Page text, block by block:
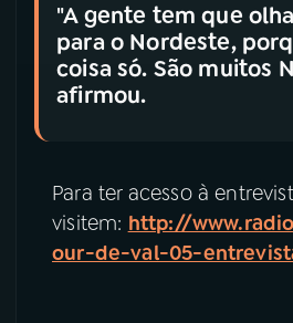
"A gente tem que
para o Nordeste,
coisa só. São muitos
afirmou.
Para ter acesso à
visitem: http://
our-de-val-05-